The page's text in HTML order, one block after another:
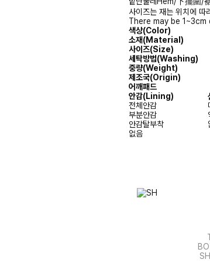
사이즈는 재는 위치에
There may be
색상(Color)
소재(Material)
사이즈(Size)
세탁방법(Washing)
중량(Weight)
제조국(Origin)
어깨패드
안감(Lining)
전체안감
부분안감
안감탈부착
없음